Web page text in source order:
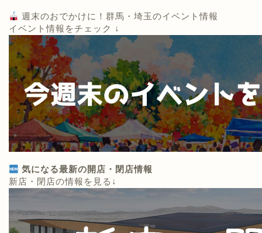
週末のおでかけに！群馬・埼玉のイベント情報
イベント情報をチェック ↓
気になる最新の開店・閉店情報
新店・閉店の情報を見る↓